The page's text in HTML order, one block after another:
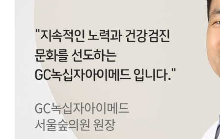
"지속적인 노력과 건강검진
문화를 선도하는
GC녹십자아이메드 입니다."
GC녹십자아이메드
서울숲의원 원장